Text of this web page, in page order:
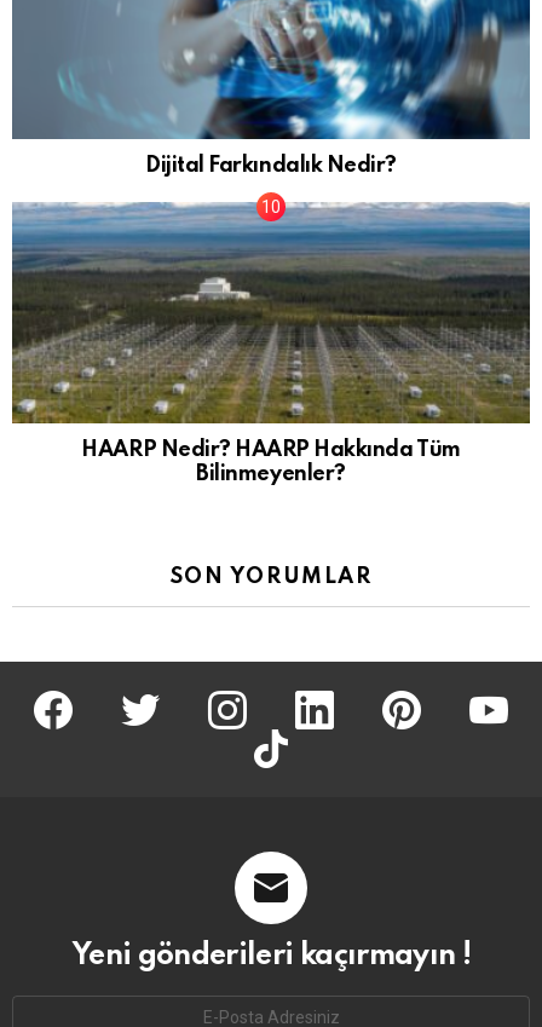
Dijital Farkındalık Nedir?
HAARP Nedir? HAARP Hakkında Tüm
Bilinmeyenler?
SON YORUMLAR
facebook twitter İnstagram linkedin pinterest
tiktok
Yeni gönderileri kaçırmayın !